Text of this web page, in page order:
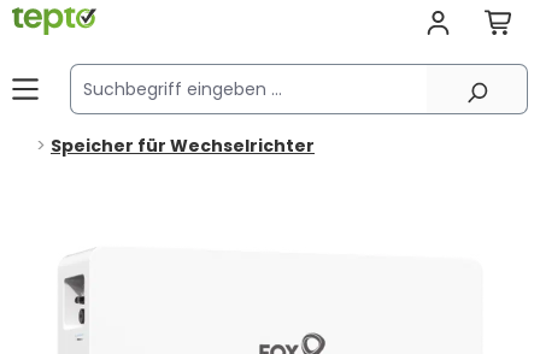
Speicher für Wechselrichter